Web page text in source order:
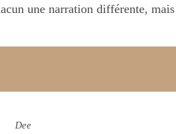
une narration différente,
Dee